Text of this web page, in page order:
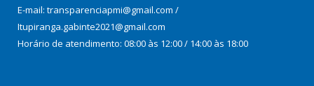
E-mail: transparenciapmi@gmail.com /
Itupiranga.gabinte2021@gmail.com
Horário de atendimento: 08:00 às 12:00 / 14:00 às 18:00